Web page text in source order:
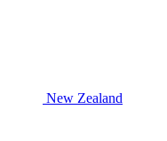
New Zealand